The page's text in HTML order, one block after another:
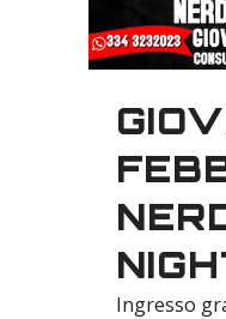
Ingresso